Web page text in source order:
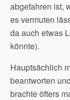
abgefahren ist,
es vermuten
da auch etwas
könnte).
Hauptsächlich
beantworten
brachte öfters